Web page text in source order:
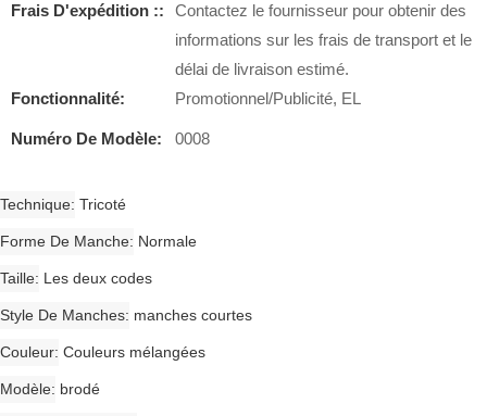
Frais D'expédition ::
Contactez le fournisseur pour obtenir des
informations sur les frais de transport et le
délai de livraison estimé.
Fonctionnalité:
Promotionnel/Publicité, EL
Numéro De Modèle: 0008
Technique Tricoté
Forme De Manche Normale
Taille Les deux codes
Style De Manches manches courtes
Couleur Couleurs mélangées
Modèle brodé